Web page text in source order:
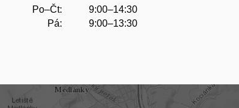
Po–Čt:
Pá:
9:00–14:30
9:00–13:30